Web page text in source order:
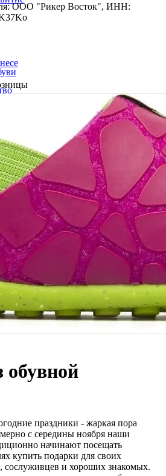
ООО "Рикер Восток", ИНН:
обувной
праздники - жаркая пора
с середины ноября наши
начинают посещать
купить подарки для своих
сослуживцев и хороших знакомых.